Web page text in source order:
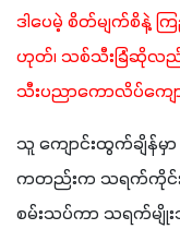
ဒါပေမဲ့ စိတ်မျက်စိနဲ့
ဟုတ်၊ သစ်သီးခြံဆိုလည်
သီးပညာကောလိပ်ကျ
သူ ကျောင်းထွက်ချိန်
ကတည်းက သရက်ကိုင်
စမ်းသပ်ကာ သရက်မ